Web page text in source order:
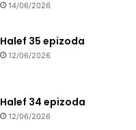
14/06/2026
Halef 35 epizoda
12/06/2026
Halef 34 epizoda
12/06/2026